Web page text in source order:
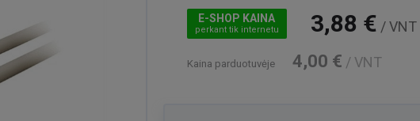
E-SHOP KAINA
perkant tik internetu 3,88 € / VNT
Kaina parduotuvėje 4,00 € / VNT